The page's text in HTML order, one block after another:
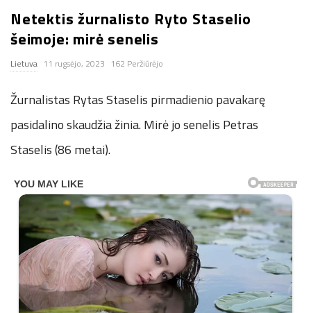
n
.
n
e
t
Netektis žurnalisto Ryto Staselio
šeimoje: mirė senelis
Lietuva 11 rugsėjo, 2023 162 Peržiūrėjo
Žurnalistas Rytas Staselis pirmadienio pavakarę
pasidalino skaudžia žinia. Mirė jo senelis Petras
Staselis (86 metai).